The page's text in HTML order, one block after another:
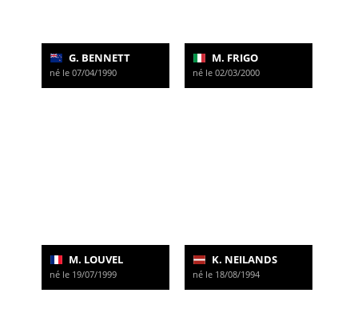
G. BENNETT
né le 07/04/1990
M. FRIGO
né le 02/03/2000
M. LOUVEL
né le 19/07/1999
K. NEILANDS
né le 18/08/1994